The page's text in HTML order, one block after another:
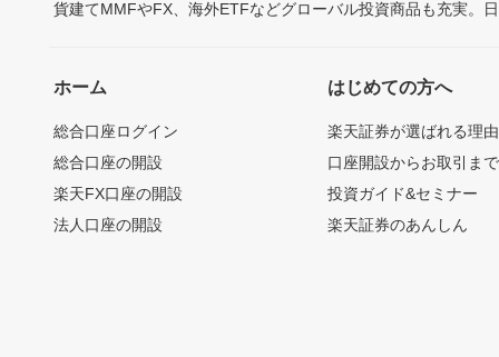
貨建てMMFやFX、海外ETFなどグローバル投資商品も充実。
ホーム
総合口座ログイン
総合口座の開設
楽天FX口座の開設
法人口座の開設
はじめての方へ
楽天証券が選ばれる理由
口座開設からお取引ま
投資ガイド&セミナー
楽天証券のあんしん